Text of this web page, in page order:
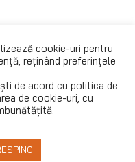
de
cookie-uri pentru
reținând preferințele
de acord cu politica de
de cookie-uri, cu